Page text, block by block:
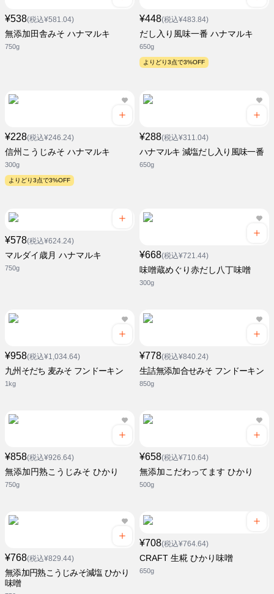
¥538(税込¥581.04)
無添加田舎みそ ハナマルキ
750g
¥448(税込¥483.84)
だし入り風味一番 ハナマルキ
650g
よりどり3点で3%OFF
¥228(税込¥246.24)
信州こうじみそ ハナマルキ
300g
よりどり3点で3%OFF
¥288(税込¥311.04)
ハナマルキ 減塩だし入り風味一番
650g
¥578(税込¥624.24)
マルダイ歳月 ハナマルキ
750g
¥668(税込¥721.44)
味噌蔵めぐり赤だし八丁味噌
300g
¥958(税込¥1,034.64)
九州そだち 麦みそ フンドーキン
1kg
¥778(税込¥840.24)
生詰無添加合せみそ フンドーキン
850g
¥858(税込¥926.64)
無添加円熟こうじみそ ひかり
750g
¥658(税込¥710.64)
無添加こだわってます ひかり
500g
¥768(税込¥829.44)
無添加円熟こうじみそ減塩 ひかり
味噌
¥708(税込¥764.64)
CRAFT 生糀 ひかり味噌
650g